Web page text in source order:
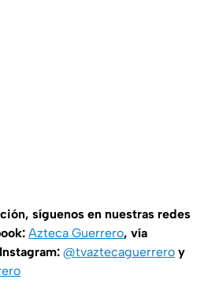
síguenos en nuestras redes
Azteca Guerrero, vía
@tvaztecaguerrero y